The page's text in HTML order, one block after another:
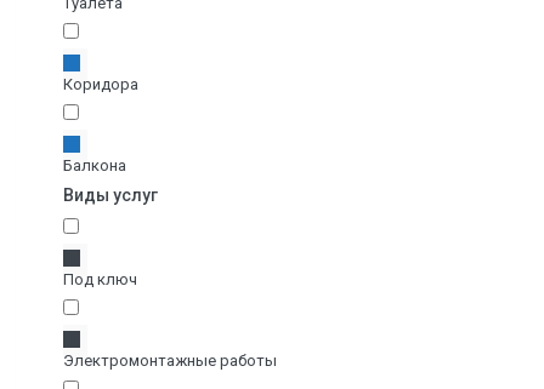
Коридора
Балкона
Виды услуг
Под ключ
Электромонтажные работы